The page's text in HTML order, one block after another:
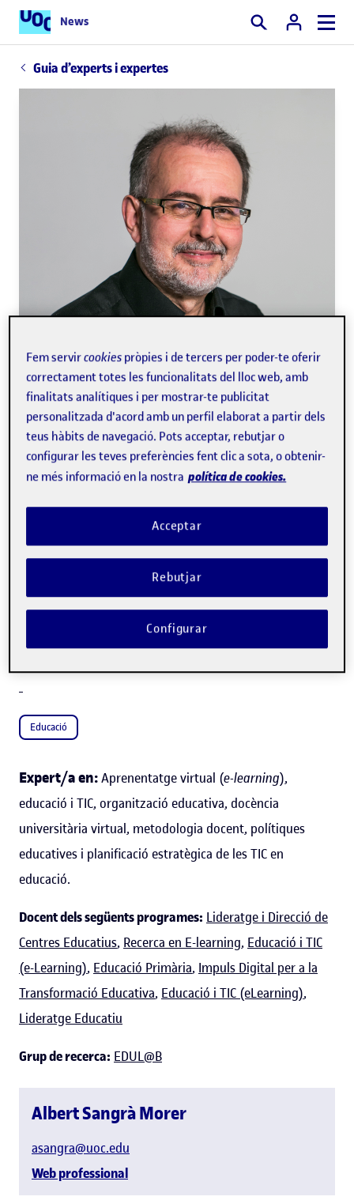
News Cercar
Guia d’experts i expertes
Albert Sangrà Morer
Catedràtic delsEstudis de Psicologia i Ciències de
l'Educació
Tecnologia per al Canvi Social
Centre de Recerca en els Futurs de l'Educació
en l'Era Digital (UOC-FuturEd)
Educació
Expert/a en:Aprenentatge virtual (e-learning),
educació i TIC, organització educativa, docència
universitària virtual, metodologia docent, polítiques
educatives i planificació estratègica de les TIC en
educació.
Docent dels següents programes: Lideratge i Direcció de
Centres Educatius, Recerca en E-learning, Educació i TIC
(e-Learning), Educació Primària, Impuls Digital per a la
Transformació Educativa, Educació i TIC (eLearning),
Lideratge Educatiu
Grup de recerca: EDUL@B
Albert Sangrà Morer
asangra@uoc.edu
Web professional
Fem servircookies pròpies i de tercers per poder-te oferir
correctament totes les funcionalitats del lloc web, amb
finalitats analítiques i per mostrar-te publicitat
personalitzada d'acord amb un perfil elaborat a partir dels
teus hàbits de navegació. Pots acceptar, rebutjar o
configurar les teves preferències fent clic a sota, o obtenir-
ne més informació en la nostra política de cookies.
Rebutjar
Acceptar
Configurar